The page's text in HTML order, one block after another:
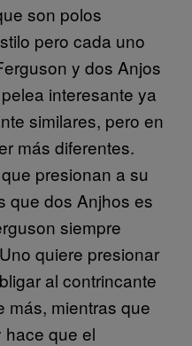
son polos
pero cada uno
y dos Anjos
interesante ya
similares, pero en
más diferentes.
presionan a su
que dos Anjhos es
siempre
quiere presionar
al contrincante
más, mientras que
hace que el